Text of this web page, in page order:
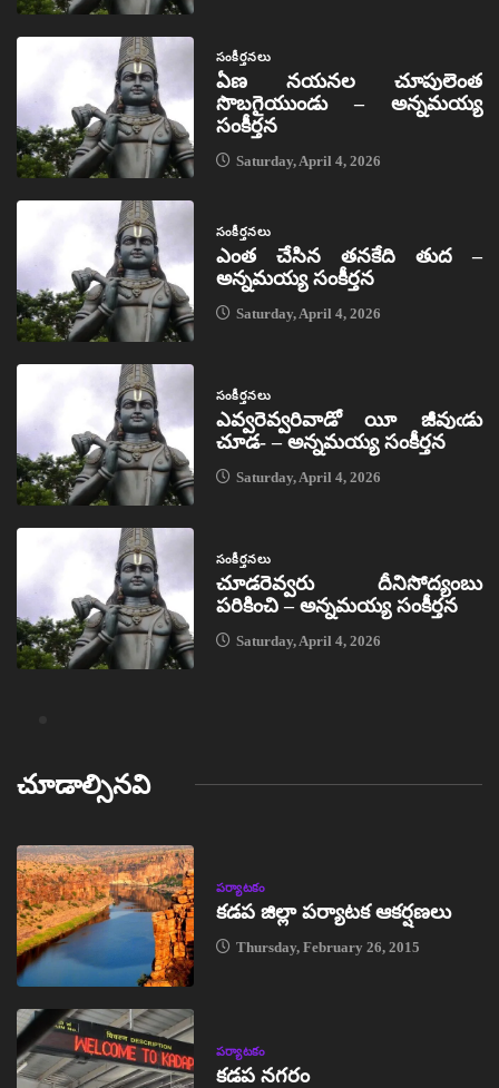
సంకీర్తనలు
ఏణ నయనల చూపులెంత
సొబగైయుండు – అన్నమయ్య
సంకీర్తన
Saturday, April 4, 2026
సంకీర్తనలు
ఎంత చేసిన తనకేది తుద –
అన్నమయ్య సంకీర్తన
Saturday, April 4, 2026
సంకీర్తనలు
ఎవ్వరెవ్వరివాడో యీ జీవుఁడు
చూడ- – అన్నమయ్య సంకీర్తన
Saturday, April 4, 2026
సంకీర్తనలు
చూడరెవ్వరు దీనిసోద్యంబు
పరికించి – అన్నమయ్య సంకీర్తన
Saturday, April 4, 2026
చూడాల్సినవి
పర్యాటకం
కడప జిల్లా పర్యాటక ఆకర్షణలు
Thursday, February 26, 2015
పర్యాటకం
కడప నగరం